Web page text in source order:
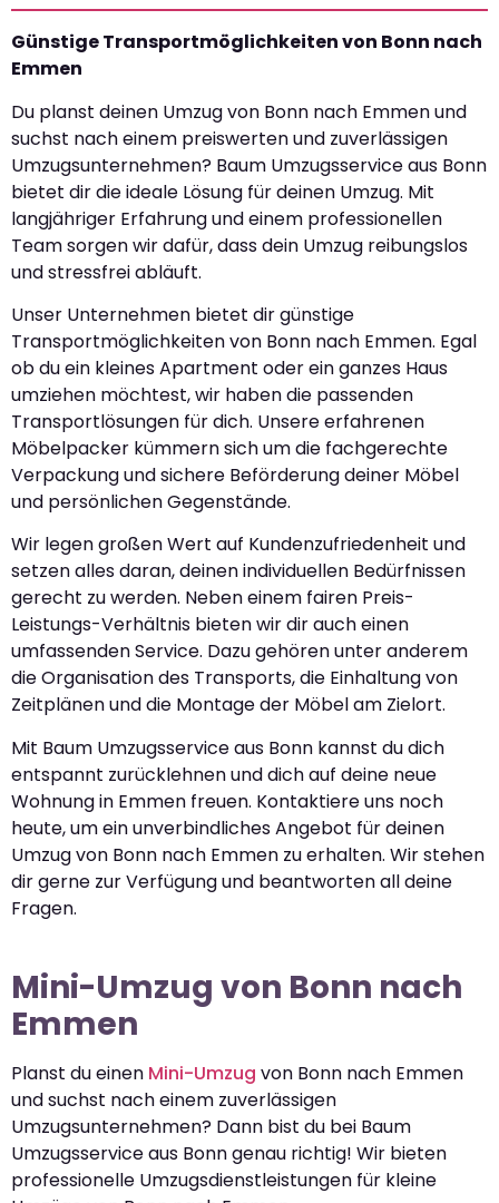
Günstige Transportmöglichkeiten von Bonn nach
Emmen
Du planst deinen Umzug von Bonn nach Emmen und
suchst nach einem preiswerten und zuverlässigen
Umzugsunternehmen? Baum Umzugsservice aus Bonn
bietet dir die ideale Lösung für deinen Umzug. Mit
langjähriger Erfahrung und einem professionellen
Team sorgen wir dafür, dass dein Umzug reibungslos
und stressfrei abläuft.
Unser Unternehmen bietet dir günstige
Transportmöglichkeiten von Bonn nach Emmen. Egal
ob du ein kleines Apartment oder ein ganzes Haus
umziehen möchtest, wir haben die passenden
Transportlösungen für dich. Unsere erfahrenen
Möbelpacker kümmern sich um die fachgerechte
Verpackung und sichere Beförderung deiner Möbel
und persönlichen Gegenstände.
Wir legen großen Wert auf Kundenzufriedenheit und
setzen alles daran, deinen individuellen Bedürfnissen
gerecht zu werden. Neben einem fairen Preis-
Leistungs-Verhältnis bieten wir dir auch einen
umfassenden Service. Dazu gehören unter anderem
die Organisation des Transports, die Einhaltung von
Zeitplänen und die Montage der Möbel am Zielort.
Mit Baum Umzugsservice aus Bonn kannst du dich
entspannt zurücklehnen und dich auf deine neue
Wohnung in Emmen freuen. Kontaktiere uns noch
heute, um ein unverbindliches Angebot für deinen
Umzug von Bonn nach Emmen zu erhalten. Wir stehen
dir gerne zur Verfügung und beantworten all deine
Fragen.
Mini-Umzug von Bonn nach
Emmen
Planst du einen Mini-Umzug von Bonn nach Emmen
und suchst nach einem zuverlässigen
Umzugsunternehmen? Dann bist du bei Baum
Umzugsservice aus Bonn genau richtig! Wir bieten
professionelle Umzugsdienstleistungen für kleine